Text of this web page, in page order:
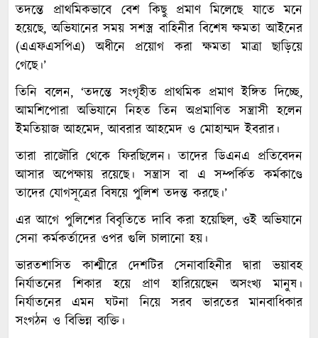
তদন্তে প্রাথমিকভাবে বেশ কিছু প্রমাণ মিলেছে যাতে মনে
হয়েছে, অভিযানের সময় সশস্ত্র বাহিনীর বিশেষ ক্ষমতা আইনের
(এএফএসপিএ) অধীনে প্রয়োগ করা ক্ষমতা মাত্রা ছাড়িয়ে
গেছে।’
তিনি বলেন, ‘তদন্তে সংগৃহীত প্রাথমিক প্রমাণ ইঙ্গিত দিচ্ছে,
আমশিপোরা অভিযানে নিহত তিন অপ্রমাণিত সন্ত্রাসী হলেন
ইমতিয়াজ আহমেদ, আবরার আহমেদ ও মোহাম্মদ ইবরার।
তারা রাজৌরি থেকে ফিরছিলেন। তাদের ডিএনএ প্রতিবেদন
আসার অপেক্ষায় রয়েছে। সন্ত্রাস বা এ সম্পর্কিত কর্মকাণ্ডে
তাদের যোগসূত্রের বিষয়ে পুলিশ তদন্ত করছে।’
এর আগে পুলিশের বিবৃতিতে দাবি করা হয়েছিল, ওই অভিযানে
সেনা কর্মকর্তাদের ওপর গুলি চালানো হয়।
ভারতশাসিত কাশ্মীরে দেশটির সেনাবাহিনীর দ্বারা ভয়াবহ
নির্যাতনের শিকার হয়ে প্রাণ হারিয়েছেন অসংখ্য মানুষ।
নির্যাতনের এমন ঘটনা নিয়ে সরব ভারতের মানবাধিকার
সংগঠন ও বিভিন্ন ব্যক্তি।